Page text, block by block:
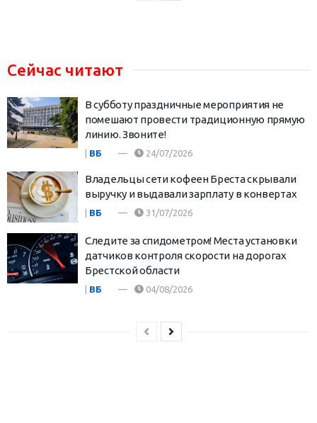
Сейчас читают
В субботу праздничные мероприятия не
помешают провести традиционную прямую
линию. Звоните!
ВБ 24/07/2026
Владельцы сети кофеен Бреста скрывали
выручку и выдавали зарплату в конвертах
ВБ 31/07/2026
Следите за спидометром! Места установки
датчиков контроля скорости на дорогах
Брестской области
| ВБ 04/08/2026